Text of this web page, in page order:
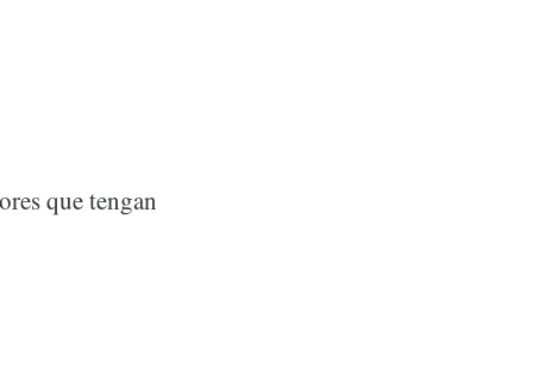
que tengan